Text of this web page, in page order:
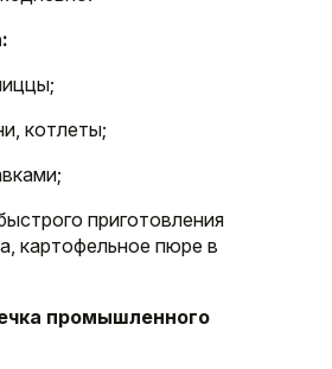
котлеты;
приготовления
картофельное пюре в
промышленного